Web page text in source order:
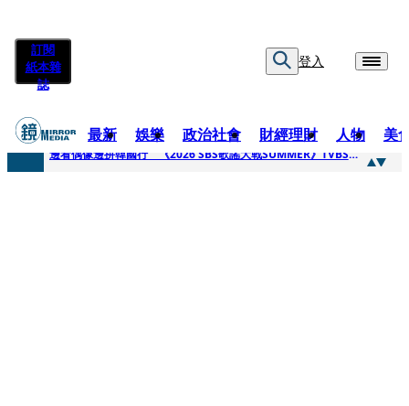
訂閱
紙本雜
誌
登入
最新 娛樂 政治社會 財經理財 人物 美
快訊
邊看偶像邊拚韓國行 《2026 SBS歌謠大戰SUMMER》TVBS直播祭追星福利